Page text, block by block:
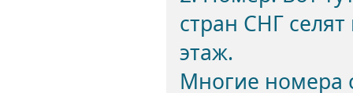
стран СНГ
этаж.
Многие номера